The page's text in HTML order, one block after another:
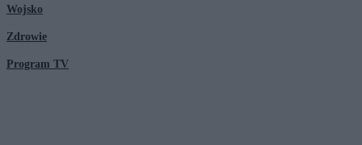
Wojsko
Zdrowie
Program TV